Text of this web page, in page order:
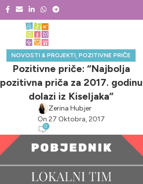
NOVOSTI & PROJEKTI,POZITIVNE PRIČE
Pozitivne priče: “Najbolja
pozitivna priča za 2017. godinu
dolazi iz Kiseljaka”
Zerina Hubjer
On 27 Oktobra, 2017
0